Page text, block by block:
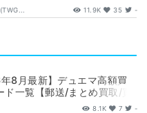
11.9K 35 -
年8月最新】デュエマ高額買
ド一覧【郵送/まとめ買取/買
/金トレジャー】
8.1K 7 -